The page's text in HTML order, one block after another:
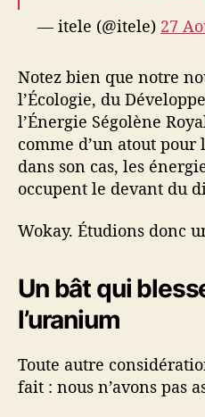
— itele (@itele) 27
Notez bien que notre
l’Écologie, du
l’Énergie Ségolène
comme d’un atout pour
dans son cas, les
occupent le devant du
Wokay. Étudions donc
Un bât qui
l’uranium
Toute autre
fait : nous n’avons pas